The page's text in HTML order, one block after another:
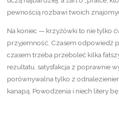
pewnością rozbawi twoich
Na koniec — krzyżówki to nie tylko
przyjemność. Czasem odpowiedź
czasem trzeba przeboleć kilka
rezultatu, satysfakcja z poprawnie
porównywalna tylko z
kanapą. Powodzenia i niech litery